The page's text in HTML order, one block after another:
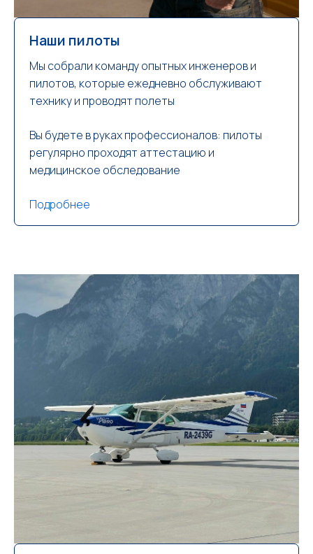
Наши пилоты
Мы собрали команду опытных инженеров и
пилотов, которые ежедневно обслуживают
технику и проводят полеты
Вы будете в руках профессионалов: пилоты
регулярно проходят аттестацию и
медицинское обследование
Подробнее